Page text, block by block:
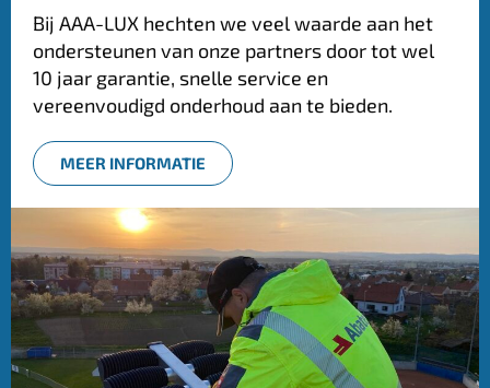
Bij AAA-LUX hechten we veel waarde aan het
ondersteunen van onze partners door tot wel
10 jaar garantie, snelle service en
vereenvoudigd onderhoud aan te bieden.
MEER INFORMATIE